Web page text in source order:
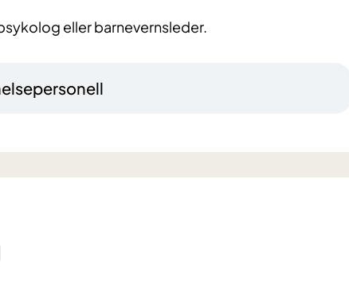
eller barnevernsleder.